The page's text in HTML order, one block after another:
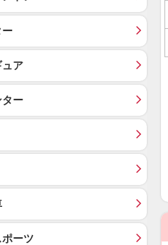
ー
ュア
ター
ーツ